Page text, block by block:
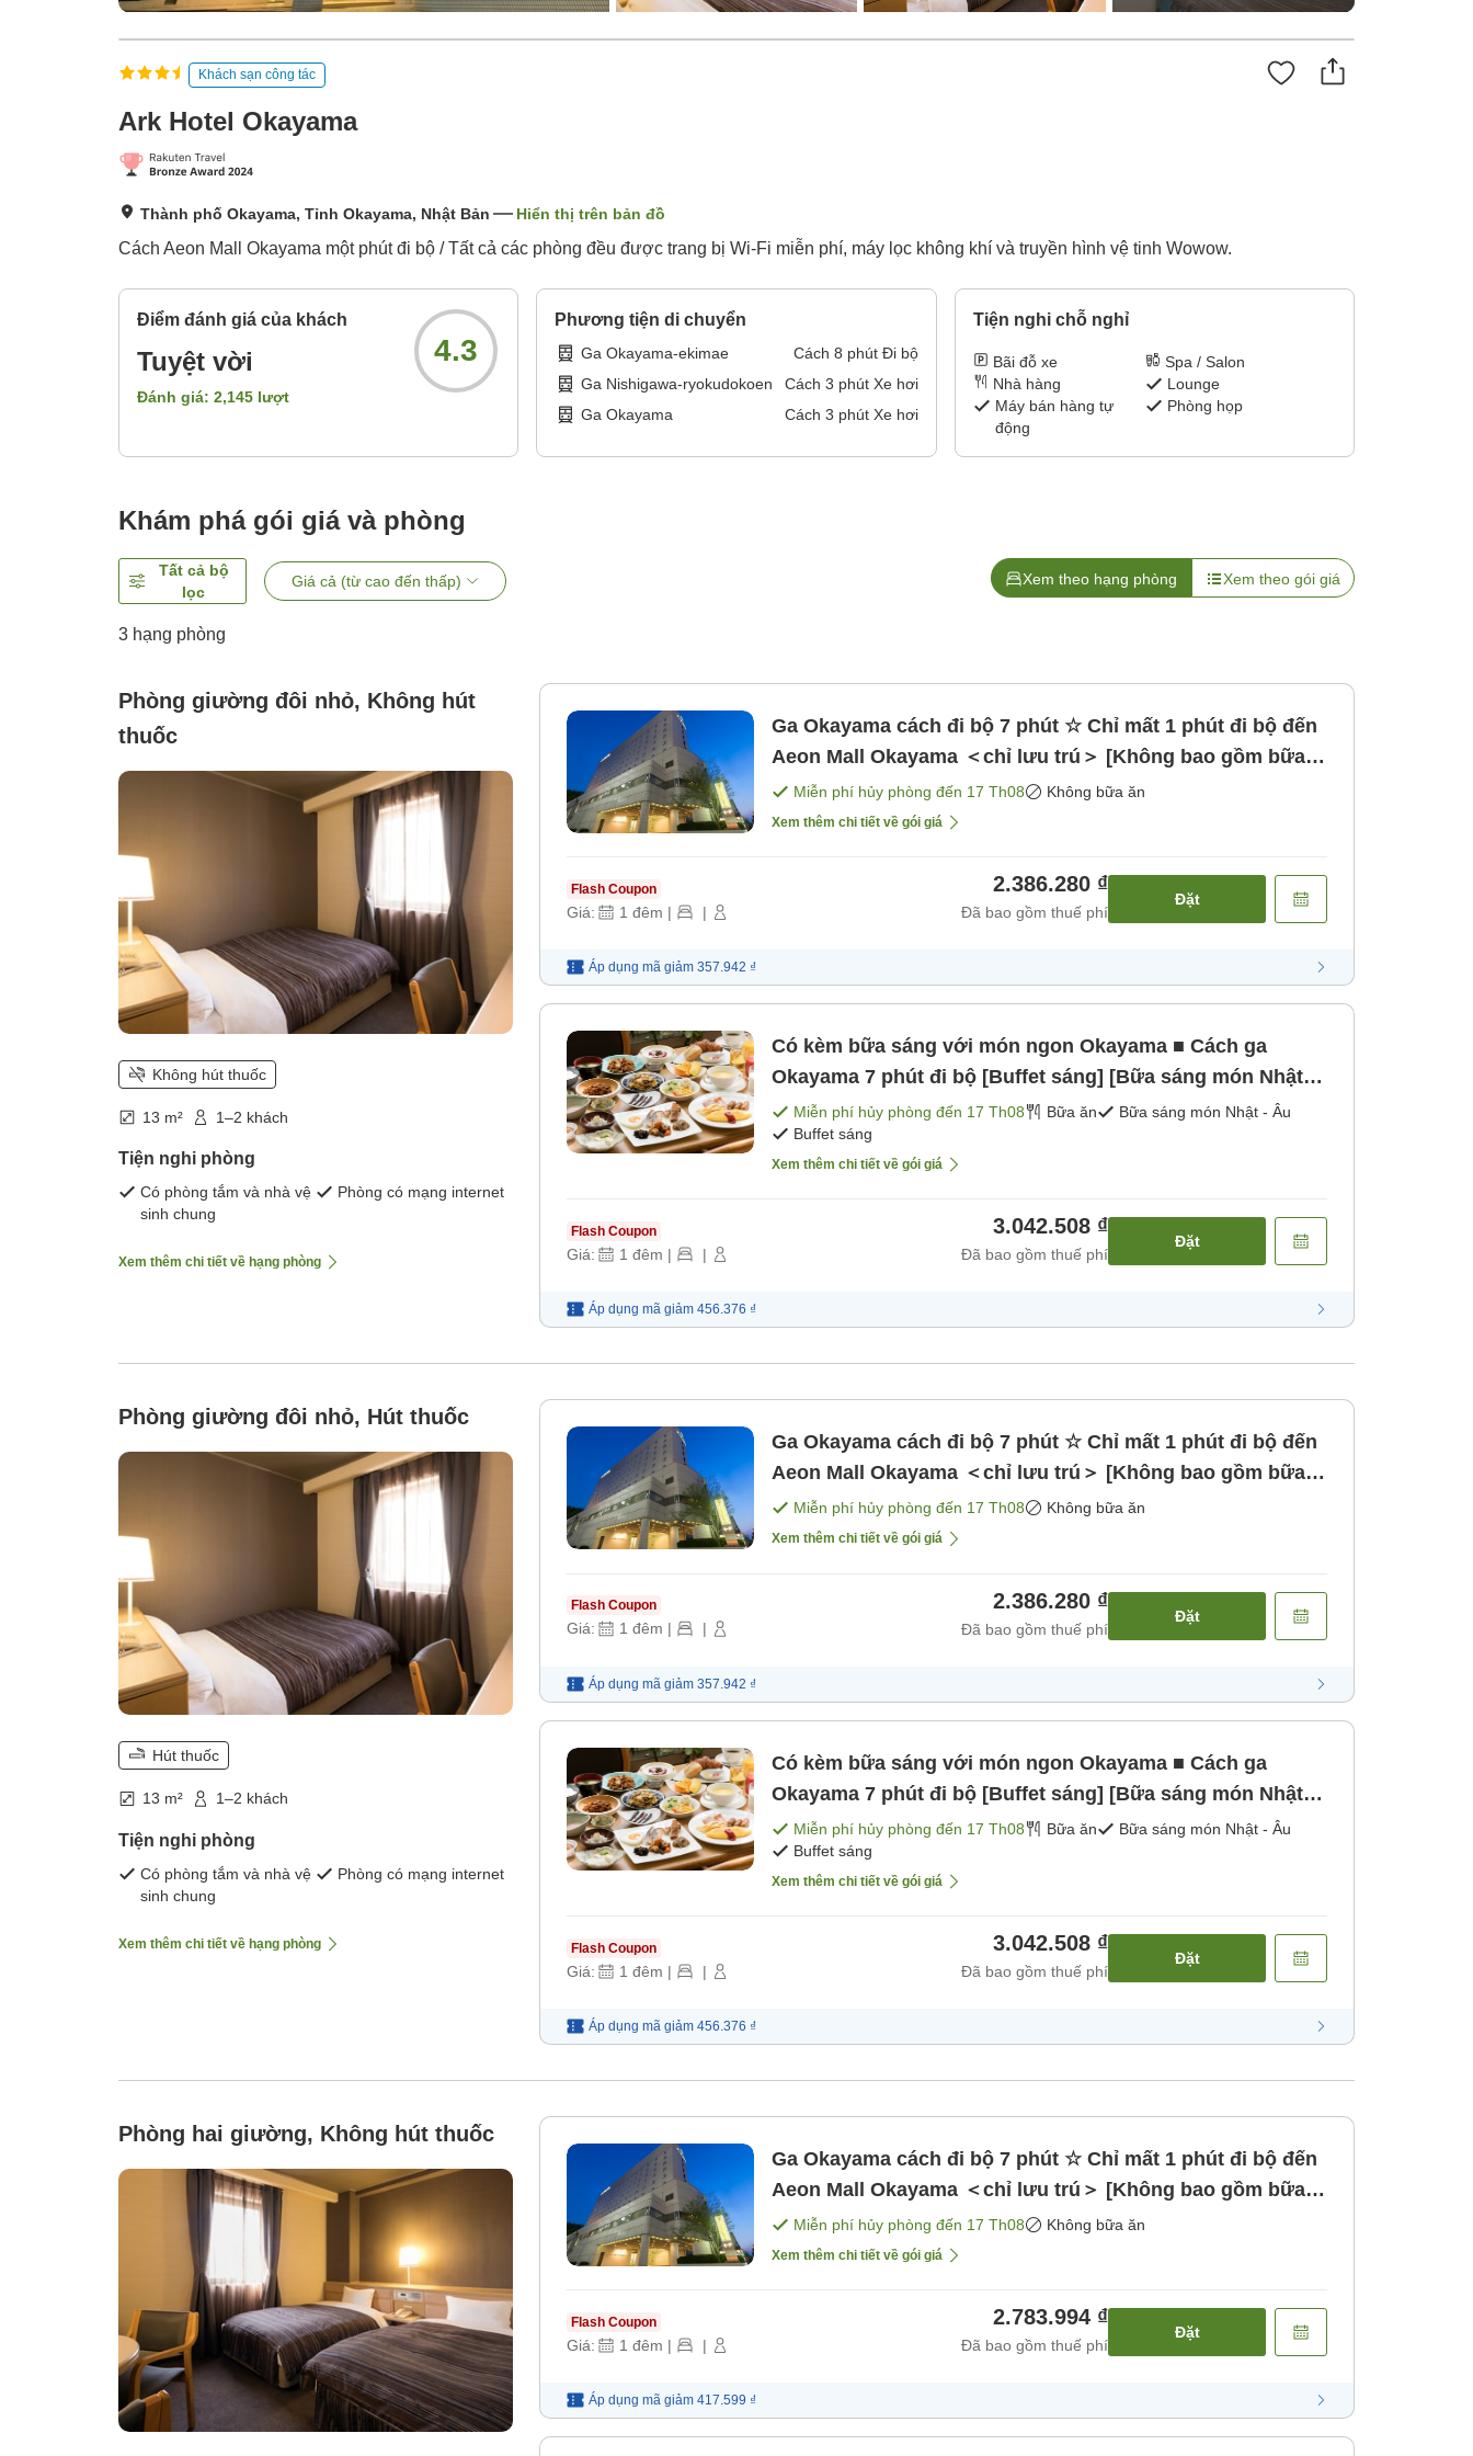
Khách sạn công tác
Ark Hotel Okayama
Thành phố Okayama, Tỉnh Okayama, Nhật Bản Hiển thị trên bản đồ
Cách Aeon Mall Okayama một phút đi bộ / Tất cả các phòng đều được trang bị Wi-Fi miễn phí, máy lọc không khí và truyền hình vệ tinh Wowow.
Điểm đánh giá của khách
Tuyệt vời
Đánh giá: 2,145 lượt
4.3
Phương tiện di chuyển
Ga Okayama-ekimae Cách 8 phút Đi bộ
Ga Nishigawa-ryokudokoen
Cách 3 phút Xe hơi
Ga Okayama
Cách 3 phút Xe hơi
Tiện nghi chỗ nghỉ
Bãi đỗ xe
Spa / Salon
Nhà hàng
Lounge
Máy bán hàng tự
động
Phòng họp
Khám phá gói giá và phòng
Tất cả bộ
lọc
Giá cả (từ cao đến thấp) Xem theo hạng phòng Xem theo gói giá
3 hạng phòng
Phòng giường đôi nhỏ, Không hút
thuốc
Không hút thuốc
13 m² 1–2 khách
Tiện nghi phòng
Có phòng tắm và nhà vệ
sinh chung
Phòng có mạng internet
Xem thêm chi tiết về hạng phòng
Ga Okayama cách đi bộ 7 phút ☆ Chỉ mất 1 phút đi bộ đến
Aeon Mall Okayama ＜chỉ lưu trú＞ [Không bao gồm bữa
ăn]Miễn phí hủy phòng đến 17 Th08 Không bữa ăn
Xem thêm chi tiết về gói giá
Flash Coupon
Giá: 1 đêm | |
2.386.280 ₫
Đã bao gồm thuế phí
Đặt
Áp dụng mã giảm 357.942 ₫
Có kèm bữa sáng với món ngon Okayama ■ Cách ga
Okayama 7 phút đi bộ [Buffet sáng] [Bữa sáng món Nhật -
Âu]Miễn phí hủy phòng đến 17 Th08 Bữa ăn
Bữa sáng món Nhật - Âu
Buffet sáng
Xem thêm chi tiết về gói giá
Flash Coupon
Giá: 1 đêm | |
3.042.508 ₫
Đã bao gồm thuế phí
Đặt
Áp dụng mã giảm 456.376 ₫
Phòng giường đôi nhỏ, Hút thuốc
Hút thuốc
13 m² 1–2 khách
Tiện nghi phòng
Có phòng tắm và nhà vệ
sinh chung
Phòng có mạng internet
Xem thêm chi tiết về hạng phòng
Ga Okayama cách đi bộ 7 phút ☆ Chỉ mất 1 phút đi bộ đến
Aeon Mall Okayama ＜chỉ lưu trú＞ [Không bao gồm bữa
ăn]Miễn phí hủy phòng đến 17 Th08 Không bữa ăn
Xem thêm chi tiết về gói giá
Flash Coupon
Giá: 1 đêm | |
2.386.280 ₫
Đã bao gồm thuế phí
Đặt
Áp dụng mã giảm 357.942 ₫
Có kèm bữa sáng với món ngon Okayama ■ Cách ga
Okayama 7 phút đi bộ [Buffet sáng] [Bữa sáng món Nhật -
Âu]Miễn phí hủy phòng đến 17 Th08 Bữa ăn
Bữa sáng món Nhật - Âu
Buffet sáng
Xem thêm chi tiết về gói giá
Flash Coupon
Giá: 1 đêm | |
3.042.508 ₫
Đã bao gồm thuế phí
Đặt
Áp dụng mã giảm 456.376 ₫
Phòng hai giường, Không hút thuốc
Ga Okayama cách đi bộ 7 phút ☆ Chỉ mất 1 phút đi bộ đến
Aeon Mall Okayama ＜chỉ lưu trú＞ [Không bao gồm bữa
ăn]Miễn phí hủy phòng đến 17 Th08 Không bữa ăn
Xem thêm chi tiết về gói giá
Flash Coupon
Giá: 1 đêm | |
2.783.994 ₫
Đã bao gồm thuế phí
Đặt
Áp dụng mã giảm 417.599 ₫